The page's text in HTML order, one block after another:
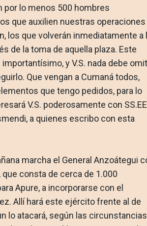
por lo menos 500 hombres
que auxi­lien nuestras operaciones
los que volverán in­mediatamente a
de la toma de aquella plaza. Este
y V.S. nada debe
Que vengan a Cumaná todos,
que tengo pedidos, para lo
V.S. podero­samente con
a quienes escribo con esta
marcha el General Anzoátegui
que consta de cerca de 1.000
Apure, a in­corporarse con el
Allí hará este ejército frente al de
lo atacará, según las